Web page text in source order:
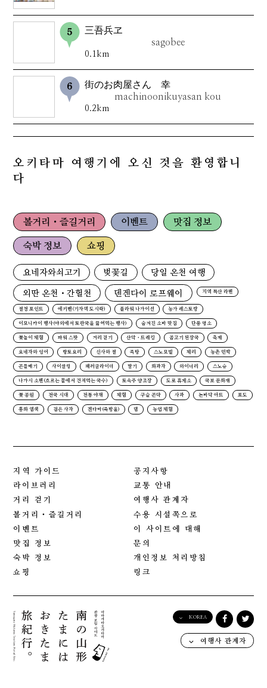
三吾兵ヱ
sagobee
0.1km
街のお肉屋さん 幸
machinoonikuyasan kou
0.2km
오키타마 여행기에 오신 것을 환영합니
다
볼거리・즐길거리 이벤트 맛집 정보
숙박 정보 쇼핑
요네자와쇠고기 벚꽃길 당일 온천 여행
외딴 온천・간헐천 덴겐다이 로프웨이 지역 특산 라멘
절경 포인트 에키벤(기차역 도시락) 플라워 나가이선 농가 레스토랑
이모니카이 행사(야외에서 토란국을 끓여먹는 행사) 숨겨진 소바 맛집 단풍 명소
꽃놀이 체험 파워 스팟 거리 걷기 산악・트레킹 곰고기 된장국 축제
요네자와 잉어 향토요리 신사와 절 족탕 스노모빌 체리 농촌 민박
곤들매기 사이클링 패러글라이더 딸기 화과자 와이너리 스노슈
나가시 소멘(흐르는 물에서 건져먹는 국수) 토속주 양조장 도로 휴게소 국보 문화재
꽃 공원 전국 시대 전통 야채 체험 구슬 곤약 사과 논바닥 아트 포도
홍화 염색 검은 사자 겐다마(죽방울) 댐 농업 체험
지역 가이드
라이브러리
거리 걷기
볼거리・즐길거리
이벤트
맛집 정보
숙박 정보
쇼핑
공지사항
교통 안내
여행사 관계자
수용 시설쪽으로
이 사이트에 대해
문의
개인정보 처리방침
링크
KOREA
English
여행사 관계자